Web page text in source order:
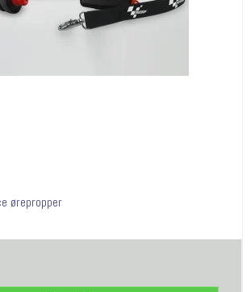
ørepropper